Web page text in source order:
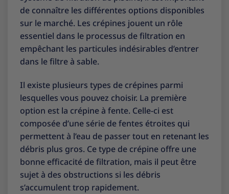
de connaître les différentes options disponibles
sur le marché. Les crépines jouent un rôle
essentiel dans le processus de filtration en
empêchant les particules indésirables d’entrer
dans le filtre à sable.
Il existe plusieurs types de crépines parmi
lesquelles vous pouvez choisir. La première
option est la crépine à fente. Celle-ci est
composée d’une série de fentes étroites qui
permettent à l’eau de passer tout en retenant les
débris plus gros. Ce type de crépine offre une
bonne efficacité de filtration, mais il peut être
sujet à des obstructions si les débris
s’accumulent trop rapidement.